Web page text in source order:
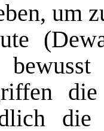
um